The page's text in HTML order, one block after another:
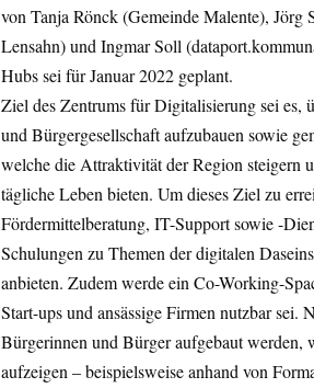
von Tanja Rönck (Gemeinde Malente),
Lensahn) und Ingmar Soll
Hubs sei für Januar 2022 geplant.
Ziel des Zentrums für Digitalisierung sei es,
und Bürgergesellschaft aufzubauen sowie
welche die Attraktivität der Region steigern
tägliche Leben bieten. Um dieses Ziel zu
Fördermittelberatung, IT-Support sowie -
Schulungen zu Themen der digitalen
anbieten. Zudem werde ein Co-Working-
Start-ups und ansässige Firmen nutzbar
Bürgerinnen und Bürger aufgebaut
aufzeigen – beispielsweise anhand von